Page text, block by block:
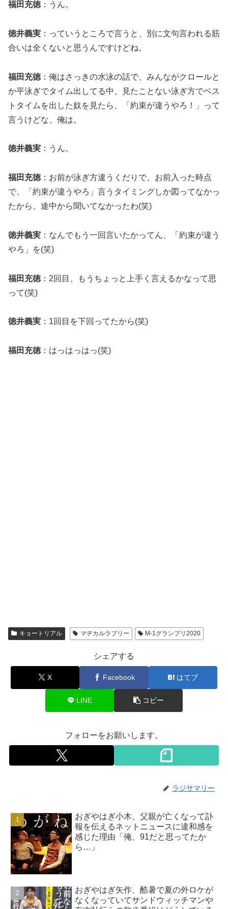
福田充徳：うん。
徳井義実 ：っていうところで言うと、別に文句言われる筋
合いは全くないと思うんですけどね。
福田充徳：俺はさっきの水泳の話で、みんながクロールと
か平泳ぎでタイム出してる中、見たことない泳ぎ方でベス
トタイムを出した奴を見たら、「約束が違うやろ！」って
言うけどな、俺は。
徳井義実 ：うん。
福田充徳：お前が泳ぎ方違うくだりで、お前入った時点
で、「約束が違うやろ」言うタイミングしか図ってなかっ
たから、途中から聞いてなかったわ(笑)
徳井義実 ：なんでもう一回言いたかってん、「約束が違う
やろ」を(笑)
福田充徳：2回目、もうちょっと上手く言えるかなって思
って(笑)
徳井義実 ：1回目を下回ってたから(笑)
福田充徳：はっはっはっ(笑)
キョートリアル マヂカルラブリー M-1グランプリ2020
シェアする
X Facebook はてブ
LINE コピー
フォローをお願いします。
ラジサマリー
おぎやはぎ小木、父親が亡くなって訃
報を伝えるネットニュースに違和感を
感じた理由「俺、91だと思ってたか
ら…」
おぎやはぎ矢作、酷暑で夏の外ロケが
なくなっていてサンドウィッチマンや